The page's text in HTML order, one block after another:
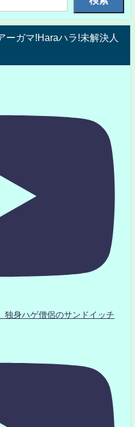
ーガマ!Haraハラ!未解決人
身ハゲ僧侶のサンドイッチ